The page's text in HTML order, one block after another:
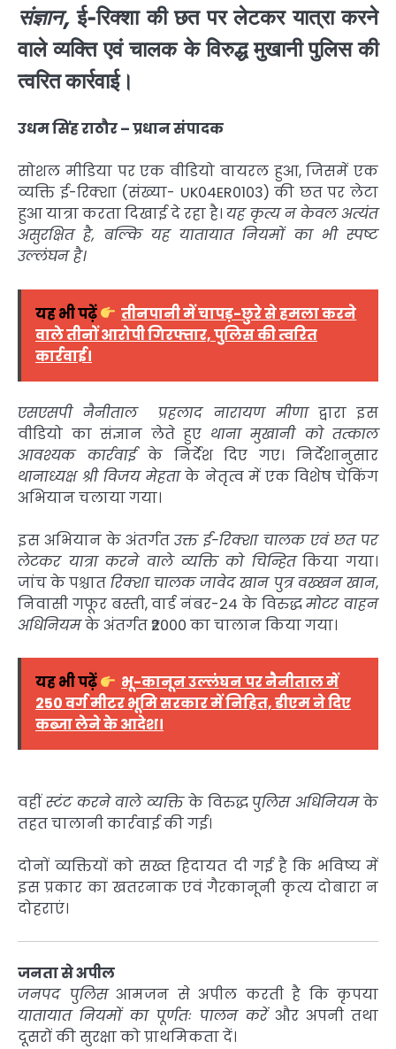
संज्ञान,ई-रिक्शा की छत पर लेटकर यात्रा करने
वाले व्यक्ति एवं चालक के विरुद्ध मुखानी पुलिस की
त्वरित कार्रवाई।
उधम सिंह राठौर – प्रधान संपादक
सोशल मीडिया पर एक वीडियो वायरल हुआ, जिसमें एक
व्यक्ति ई-रिक्शा (संख्या- UK04ER0103) की छत पर लेटा
हुआ यात्रा करता दिखाई दे रहा है। यह कृत्य न केवल अत्यंत
असुरक्षित है, बल्कि यह यातायात नियमों का भी स्पष्ट
उल्लंघन है।
यह भी पढ़ें
तीनपानी में चापड़-छुरे से हमला करने
वाले तीनों आरोपी गिरफ्तार, पुलिस की त्वरित
कार्रवाई।
एसएसपी नैनीताल प्रहलाद नारायण मीणाद्वारा इस
वीडियो का संज्ञान लेते हुए थाना मुखानी को तत्काल
आवश्यक कार्रवाईके निर्देश दिए गए। निर्देशानुसार
थानाध्यक्ष श्री विजय मेहताके नेतृत्व में एक विशेष चेकिंग
अभियान चलाया गया।
इस अभियान के अंतर्गत उक्त ई-रिक्शा चालक एवं छत पर
लेटकर यात्रा करने वाले व्यक्ति को चिन्हितकिया गया।
जांच के पश्चात रिक्शा चालक जावेद खान पुत्र वख्खन खान,
निवासी गफूर बस्ती, वार्ड नंबर-24 के विरुद्धमोटर वाहन
अधिनियमके अंतर्गत ₹2000 का चालान किया गया।
यह भी पढ़ें
भू-कानून उल्लंघन पर नैनीताल में
250 वर्ग मीटर भूमि सरकार में निहित, डीएम ने दिए
कब्जा लेने के आदेश।
वहींस्टंट करने वाले व्यक्तिके विरुद्धपुलिस अधिनियमके
तहत चालानी कार्रवाई की गई।
दोनों व्यक्तियों को सख्त हिदायत दी गई है कि भविष्य में
इस प्रकार का खतरनाक एवं गैरकानूनी कृत्य दोबारा न
दोहराएं।
जनता से अपील
जनपद पुलिसआमजन से अपील करती है कि कृपया
यातायात नियमों का पूर्णतः पालन करेंऔर अपनी तथा
दूसरों की सुरक्षा को प्राथमिकता दें।